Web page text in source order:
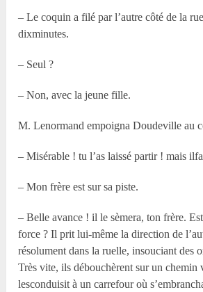
– Le coquin a filé par l’autre côté de la
dixminutes.
– Seul ?
– Non, avec la jeune fille.
M. Lenormand empoigna Doudeville au
– Misérable ! tu l’as laissé partir ! mais
– Mon frère est sur sa piste.
– Belle avance ! il le sèmera, ton frère.
force ? Il prit lui-même la direction de
résolument dans la ruelle, insouciant des
Très vite, ils débouchèrent sur un chemin
lesconduisit à un carrefour où